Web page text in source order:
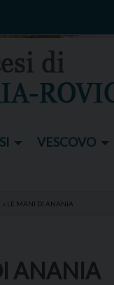
VESCOVO
» LE MANI DI ANANIA
ANANIA